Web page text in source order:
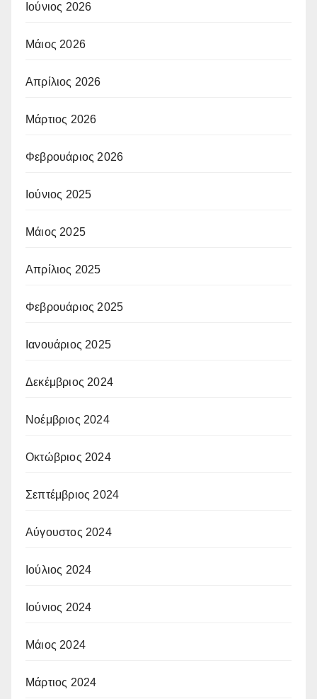
Ιούνιος 2026
Μάιος 2026
Απρίλιος 2026
Μάρτιος 2026
Φεβρουάριος 2026
Ιούνιος 2025
Μάιος 2025
Απρίλιος 2025
Φεβρουάριος 2025
Ιανουάριος 2025
Δεκέμβριος 2024
Νοέμβριος 2024
Οκτώβριος 2024
Σεπτέμβριος 2024
Αύγουστος 2024
Ιούλιος 2024
Ιούνιος 2024
Μάιος 2024
Μάρτιος 2024